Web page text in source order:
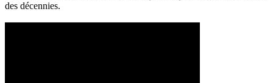
des décennies.